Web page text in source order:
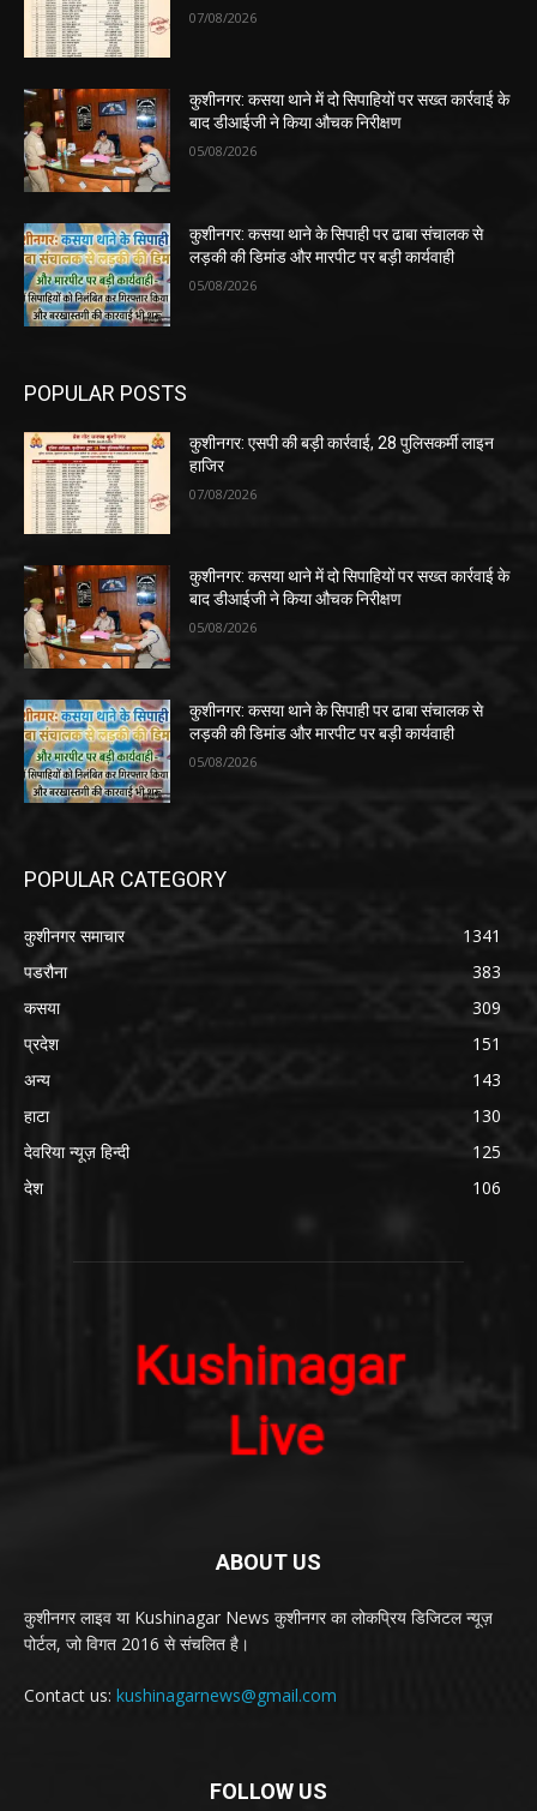
07/08/2026
कुशीनगर: कसया थाने में दो सिपाहियों पर सख्त कार्रवाई के
बाद डीआईजी ने किया औचक निरीक्षण
05/08/2026
कुशीनगर: कसया थाने के सिपाही पर ढाबा संचालक से
लड़की की डिमांड और मारपीट पर बड़ी कार्यवाही
05/08/2026
POPULAR POSTS
कुशीनगर: एसपी की बड़ी कार्रवाई, 28 पुलिसकर्मी लाइन
हाजिर
07/08/2026
कुशीनगर: कसया थाने में दो सिपाहियों पर सख्त कार्रवाई के
बाद डीआईजी ने किया औचक निरीक्षण
05/08/2026
कुशीनगर: कसया थाने के सिपाही पर ढाबा संचालक से
लड़की की डिमांड और मारपीट पर बड़ी कार्यवाही
05/08/2026
POPULAR CATEGORY
कुशीनगर समाचार
1341
पडरौना
383
कसया
309
प्रदेश
151
अन्य
143
हाटा
130
देवरिया न्यूज़ हिन्दी
125
देश
106
ABOUT US
कुशीनगर लाइव या Kushinagar News कुशीनगर का लोकप्रिय डिजिटल न्यूज़
पोर्टल, जो विगत 2016 से संचलित है।
Contact us: kushinagarnews@gmail.com
FOLLOW US